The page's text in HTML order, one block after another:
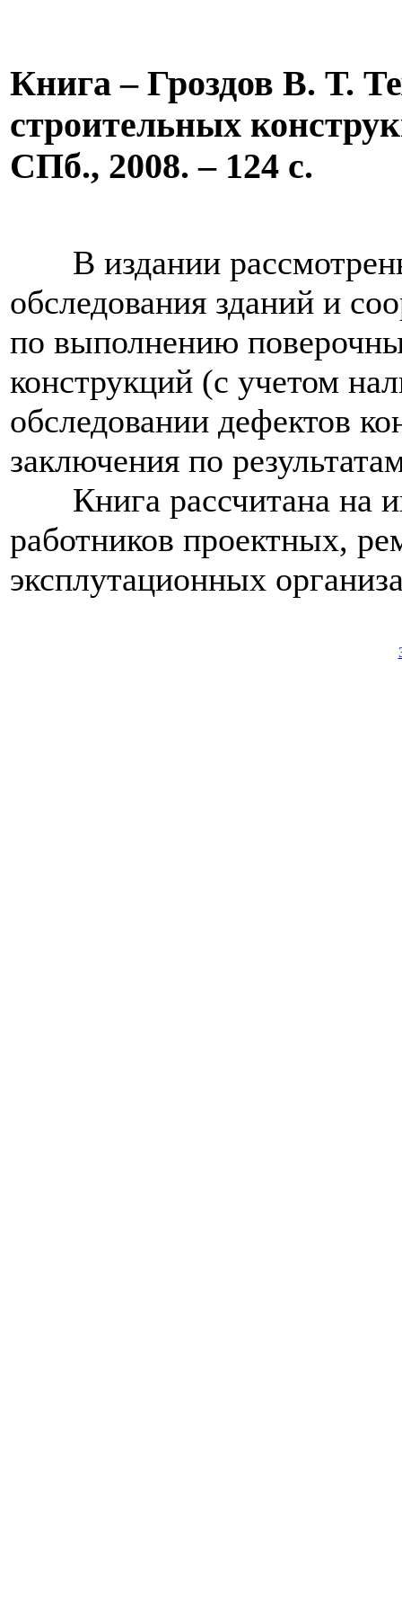
Книга – Гроздов В. Т.
строительных
СПб., 2008. – 124 с.
В издании рассмотрены
обследования зданий и
по выполнению
конструкций (с учетом
обследовании дефектов
заключения по
Книга рассчитана на
работников проектных,
эксплутационных